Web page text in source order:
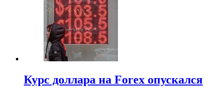
Курс доллара на Forex опускался